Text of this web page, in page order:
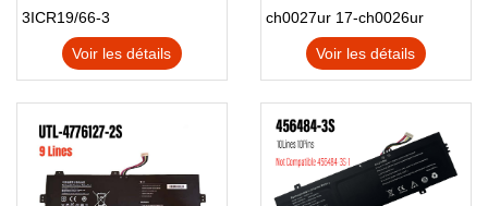
3ICR19/66-3
Voir les détails
ch0027ur 17-ch0026ur
Voir les détails